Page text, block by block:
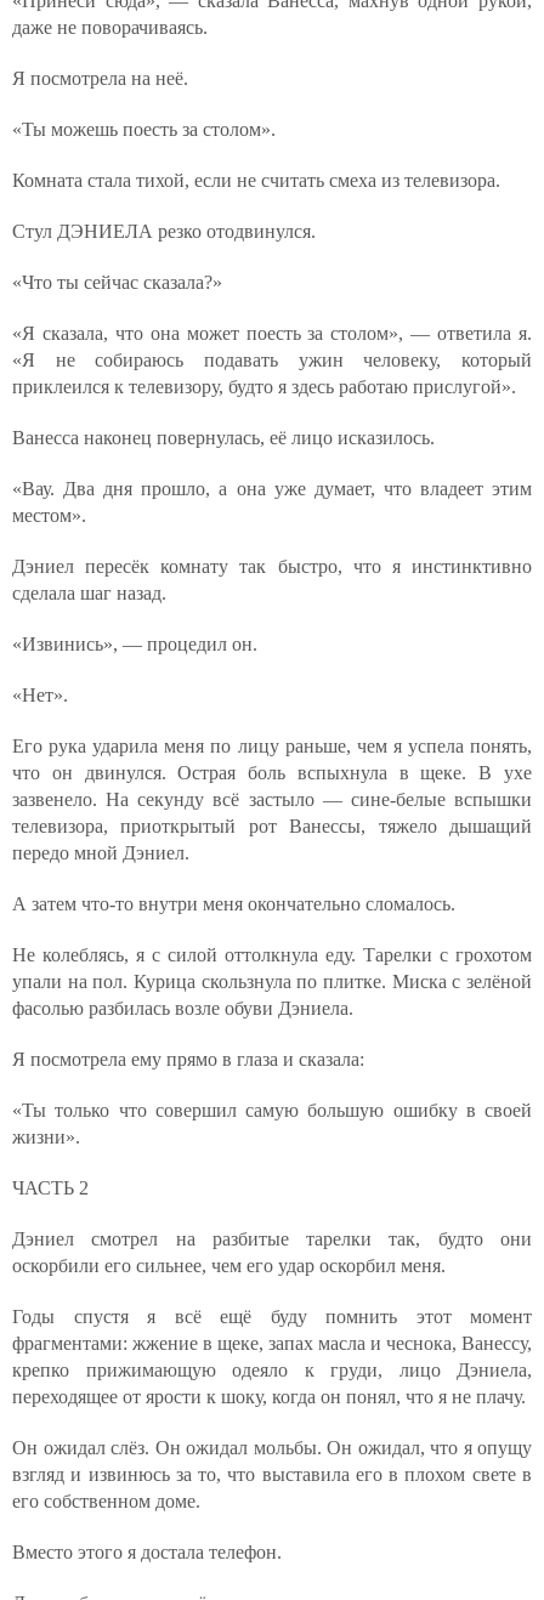
даже не поворачиваясь.
Я посмотрела на неё.
«Ты можешь поесть за столом».
Комната стала тихой, если не считать смеха из телевизора.
Стул ДЭНИЕЛА резко отодвинулся.
«Что ты сейчас сказала?»
«Я сказала, что она может поесть за столом», — ответила я.
«Я не собираюсь подавать ужин человеку, который
приклеился к телевизору, будто я здесь работаю прислугой».
Ванесса наконец повернулась, её лицо исказилось.
«Вау. Два дня прошло, а она уже думает, что владеет этим
местом».
Дэниел пересёк комнату так быстро, что я инстинктивно
сделала шаг назад.
«Извинись», — процедил он.
«Нет».
Его рука ударила меня по лицу раньше, чем я успела понять,
что он двинулся. Острая боль вспыхнула в щеке. В ухе
зазвенело. На секунду всё застыло — сине-белые вспышки
телевизора, приоткрытый рот Ванессы, тяжело дышащий
передо мной Дэниел.
А затем что-то внутри меня окончательно сломалось.
Не колеблясь, я с силой оттолкнула еду. Тарелки с грохотом
упали на пол. Курица скользнула по плитке. Миска с зелёной
фасолью разбилась возле обуви Дэниела.
Я посмотрела ему прямо в глаза и сказала:
«Ты только что совершил самую большую ошибку в своей
жизни».
ЧАСТЬ 2
Дэниел смотрел на разбитые тарелки так, будто они
оскорбили его сильнее, чем его удар оскорбил меня.
Годы спустя я всё ещё буду помнить этот момент
фрагментами: жжение в щеке, запах масла и чеснока, Ванессу,
крепко прижимающую одеяло к груди, лицо Дэниела,
переходящее от ярости к шоку, когда он понял, что я не плачу.
Он ожидал слёз. Он ожидал мольбы. Он ожидал, что я опущу
взгляд и извинюсь за то, что выставила его в плохом свете в
его собственном доме.
Вместо этого я достала телефон.